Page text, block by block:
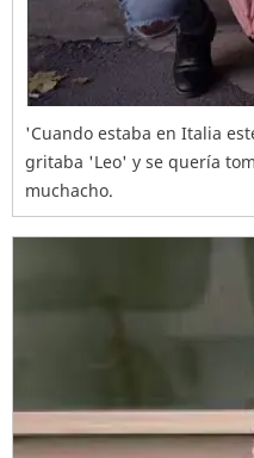
'Cuando estaba en Italia
gritaba 'Leo' y se quería
muchacho.